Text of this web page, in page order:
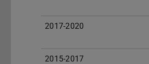
2017-2020
2015-2017